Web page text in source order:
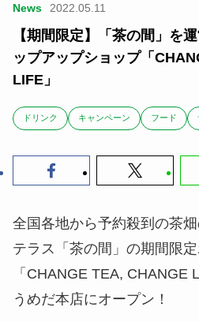
News 2022.05.11
【期間限定】「茶の間」を
ップアップショップ「
LIFE」
ドリンク キャンペーン フード
全国各地から予約殺到の茶
テラス「茶の間」の期間限
「CHANGE TEA, CHANGE
うめだ本店にオープン！